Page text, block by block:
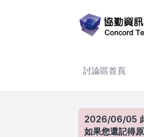
討論區首頁
2026/06/05 此
如果您還記得